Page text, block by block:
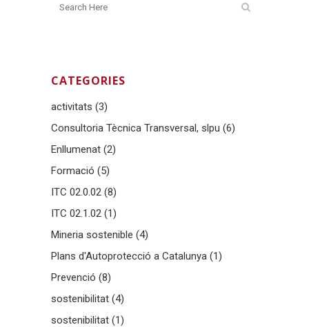
CATEGORIES
activitats (3)
Consultoria Tècnica Transversal, slpu (6)
Enllumenat (2)
Formació (5)
ITC 02.0.02 (8)
ITC 02.1.02 (1)
Mineria sostenible (4)
Plans d'Autoprotecció a Catalunya (1)
Prevenció (8)
sostenibilitat (4)
sostenibilitat (1)